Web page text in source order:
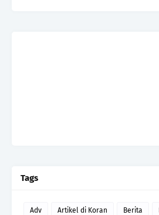
Tags
Adv Artikel di Koran Berita